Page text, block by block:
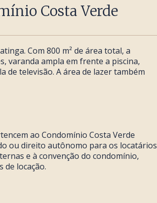
Costa Verde
Com 800 m² de área total, a
varanda ampla em frente a piscina,
de televisão. A área de lazer também
ao Condomínio Costa Verde
ou direito autônomo para os locatários
e à convenção do condomínio,
locação.